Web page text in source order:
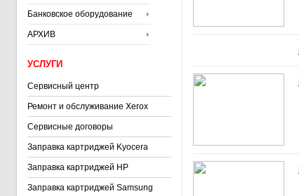
Банковское оборудование
АРХИВ
УСЛУГИ
Сервисный центр
Ремонт и обслуживание Xerox
Сервисные договоры
Заправка картриджей Kyocera
Заправка картриджей HP
Заправка картриджей Samsung